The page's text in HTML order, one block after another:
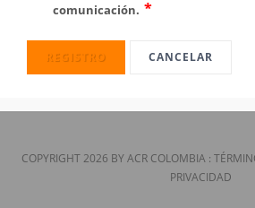
comunicación.
REGISTRO CANCELAR
COPYRIGHT 2026 BY ACR COLOMBIA:
PRIVACIDAD